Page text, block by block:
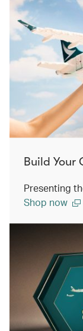
Build Your
Presenting
Shop now